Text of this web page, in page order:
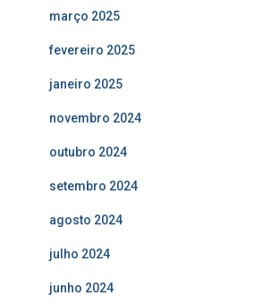
março 2025
fevereiro 2025
janeiro 2025
novembro 2024
outubro 2024
setembro 2024
agosto 2024
julho 2024
junho 2024